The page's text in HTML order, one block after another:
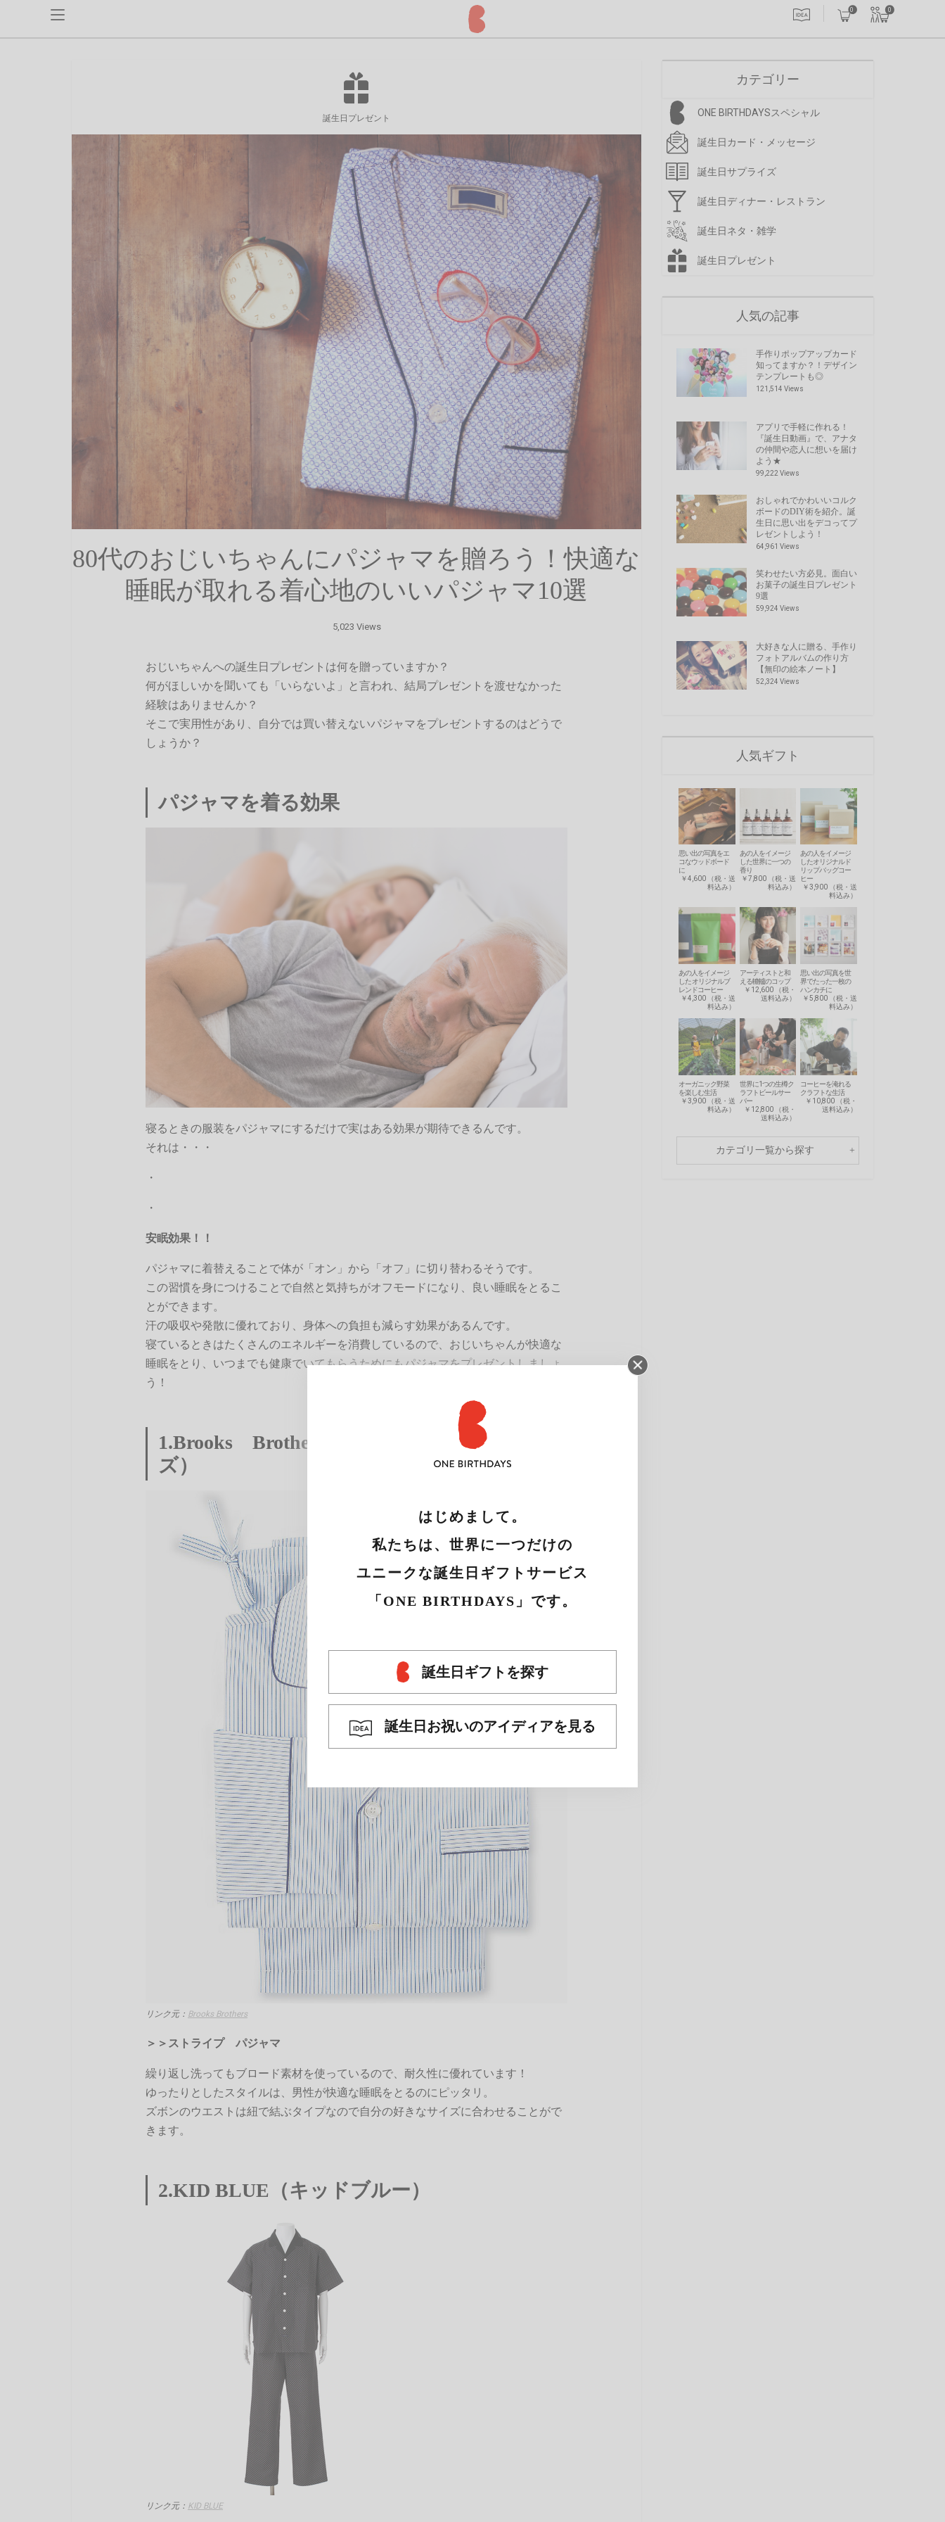
はじめまして。
私たちは、世界に一つだけの
ユニークな誕生日ギフトサービス
「ONE BIRTHDAYS」です。
誕生日ギフトを探す
誕生日お祝いのアイディアを見る
0 0
誕生日プレゼント
80代のおじいちゃんにパジャマを贈ろう！快適な
睡眠が取れる着心地のいいパジャマ10選
5,023 Views
おじいちゃんへの誕生日プレゼントは何を贈っていますか？
何がほしいかを聞いても「いらないよ」と言われ、結局プレゼントを渡せなかった
経験はありませんか？
そこで実用性があり、自分では買い替えないパジャマをプレゼントするのはどうで
しょうか？
パジャマを着る効果
寝るときの服装をパジャマにするだけで実はある効果が期待できるんです。
それは・・・
・
・
安眠効果！！
パジャマに着替えることで体が「オン」から「オフ」に切り替わるそうです。
この習慣を身につけることで自然と気持ちがオフモードになり、良い睡眠をとるこ
とができます。
汗の吸収や発散に優れており、身体への負担も減らす効果があるんです。
寝ているときはたくさんのエネルギーを消費しているので、おじいちゃんが快適な
睡眠をとり、いつまでも健康でいてもらうためにもパジャマをプレゼントしましょ
う！
1.Brooks Brothers(ブルックス・ブラザー
ズ）
リンク元： Brooks Brothers
＞＞ストライプ パジャマ
繰り返し洗ってもブロード素材を使っているので、耐久性に優れています！
ゆったりとしたスタイルは、男性が快適な睡眠をとるのにピッタリ。
ズボンのウエストは紐で結ぶタイプなので自分の好きなサイズに合わせることがで
きます。
2.KID BLUE（キッドブルー）
リンク元： KID BLUE
カテゴリー
ONE BIRTHDAYSスペシャル
誕生日カード・メッセージ
誕生日サプライズ
誕生日ディナー・レストラン
誕生日ネタ・雑学
誕生日プレゼント
人気の記事
手作りポップアップカード
知ってますか？！デザイン
テンプレートも◎
121,514 Views
アプリで手軽に作れる！
『誕生日動画』で、アナタ
の仲間や恋人に想いを届け
よう★
99,222 Views
おしゃれでかわいいコルク
ボードのDIY術を紹介。誕
生日に思い出をデコってプ
レゼントしよう！
64,961 Views
笑わせたい方必見。面白い
お菓子の誕生日プレゼント
9選
59,924 Views
大好きな人に贈る、手作り
フォトアルバムの作り方
【無印の絵本ノート】
52,324 Views
人気ギフト
思い出の写真をエ
コなウッドボード
に
￥4,600 （税・送
料込み）
あの人をイメージ
した世界に一つの
香り
￥7,800 （税・送
料込み）
あの人をイメージ
したオリジナルド
リップバッグコー
ヒー
￥3,900 （税・送
料込み）
あの人をイメージ
した オリジナルブ
レンドコーヒー
￥4,300 （税・送
料込み）
アーティストと和
える轆轤のコップ
￥12,600 （税・
送料込み）
思い出の写真を世
界でたった一枚の
ハンカチに
￥5,800 （税・送
料込み）
オーガニック野菜
を楽しむ生活
￥3,900 （税・送
料込み）
世界に1つの生樽ク
ラフトビールサー
バー
￥12,800 （税・
送料込み）
コーヒーを淹れる
クラフトな生活
￥10,800 （税・
送料込み）
カテゴリ一覧から探す